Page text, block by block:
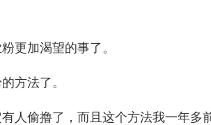
更加渴望的事了。
方法了。
人偷撸了，而且这个方法我一年多